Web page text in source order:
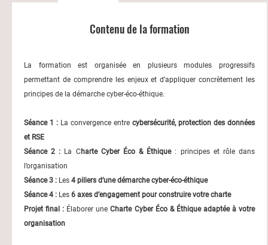
Contenu de la formation
La formation est organisée en plusieurs modules progressifs
permettant de comprendre les enjeux et d’appliquer concrètement les
principes de la démarche cyber-éco-éthique.
Séance 1 : La convergence entre cybersécurité, protection des données
et RSE
Séance 2 : La Charte Cyber Éco & Éthique: principes et rôle dans
l’organisation
Séance 3 : Les 4 piliers d’une démarche cyber-éco-éthique
Séance 4 : Les 6 axes d’engagement pour construire votre charte
Projet final : Élaborer uneCharte Cyber Éco & Éthique adaptée à votre
organisation